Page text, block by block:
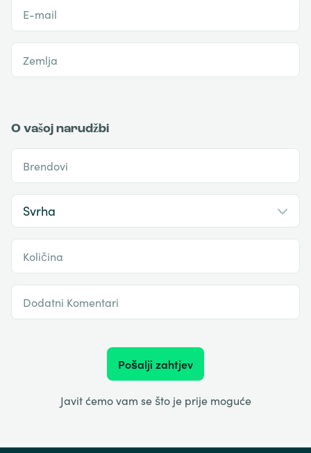
E-mail
Zemlja
O vašoj narudžbi
Brendovi
Količina
Dodatni Komentari
Pošalji zahtjev
Javit ćemo vam se što je prije moguće